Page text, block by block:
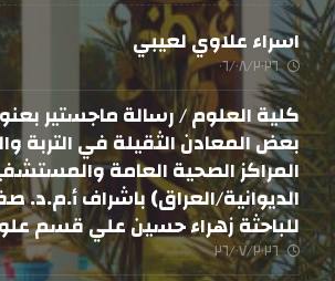
اسراء علاوي لعيبي
٠٦/٠٨/٢٠٢٦
كلية العلوم / رسالة ماجستير
بعض المعادن الثقيلة في التربة
المراكز الصحية العامة
الديوانية/العراق) باشراف أ.م.د.
للباحثة زهراء حسين علي قسم
٢٦/٠٧/٢٠٢٦